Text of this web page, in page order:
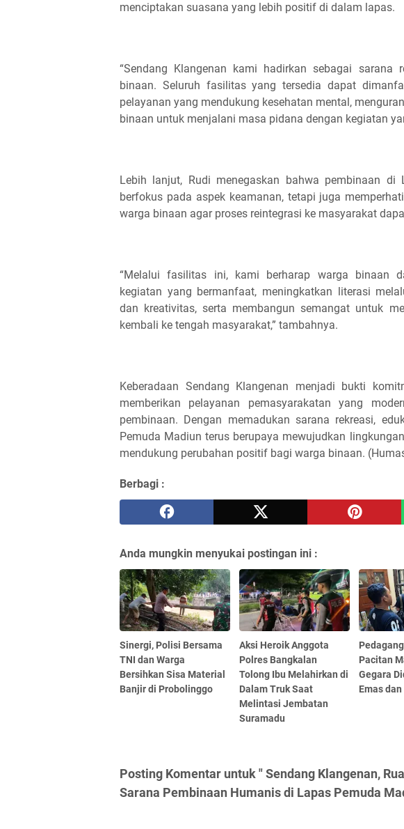
menciptakan suasana yang lebih positif di dalam lapas.
“Sendang Klangenan kami hadirkan sebagai sarana
binaan. Seluruh fasilitas yang tersedia dapat
pelayanan yang mendukung kesehatan mental,
binaan untuk menjalani masa pidana dengan kegiatan
Lebih lanjut, Rudi menegaskan bahwa pembinaan
berfokus pada aspek keamanan, tetapi juga
warga binaan agar proses reintegrasi ke masyarakat
“Melalui fasilitas ini, kami berharap warga binaan
kegiatan yang bermanfaat, meningkatkan literasi
dan kreativitas, serta membangun semangat untuk
kembali ke tengah masyarakat,” tambahnya.
Keberadaan Sendang Klangenan menjadi bukti
memberikan pelayanan pemasyarakatan yang
pembinaan. Dengan memadukan sarana rekreasi,
Pemuda Madiun terus berupaya mewujudkan
mendukung perubahan positif bagi warga binaan.
Berbagi :
Anda mungkin menyukai postingan ini :
Sinergi, Polisi Bersama
TNI dan Warga
Bersihkan Sisa Material
Banjir di Probolinggo
Aksi Heroik Anggota
Polres Bangkalan
Tolong Ibu Melahirkan di
Dalam Truk Saat
Melintasi Jembatan
Suramadu
Pacitan
Gegara
Emas
Posting Komentar untuk " Sendang Klangenan,
Sarana Pembinaan Humanis di Lapas Pemuda